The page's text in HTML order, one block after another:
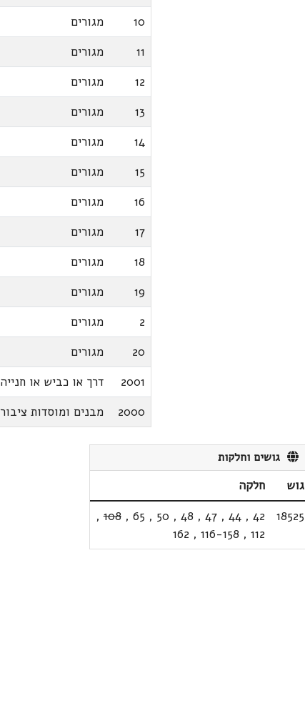
10
מגורים
11
מגורים
12
מגורים
13
מגורים
14
מגורים
15
מגורים
16
מגורים
17
מגורים
18
מגורים
19
מגורים
2
מגורים
20
מגורים
2001
דרך או כביש או חנייה
2000
מבנים ומוסדות ציבור
גושים וחלקות
גוש
חלקה
18525
42
,
44
,
47
,
48
,
50
,
65
,
108
,
112
,
116-158
,
162